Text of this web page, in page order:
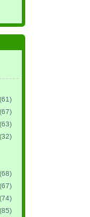
(61)
(67)
(63)
(32)
(68)
(67)
(74)
(85)